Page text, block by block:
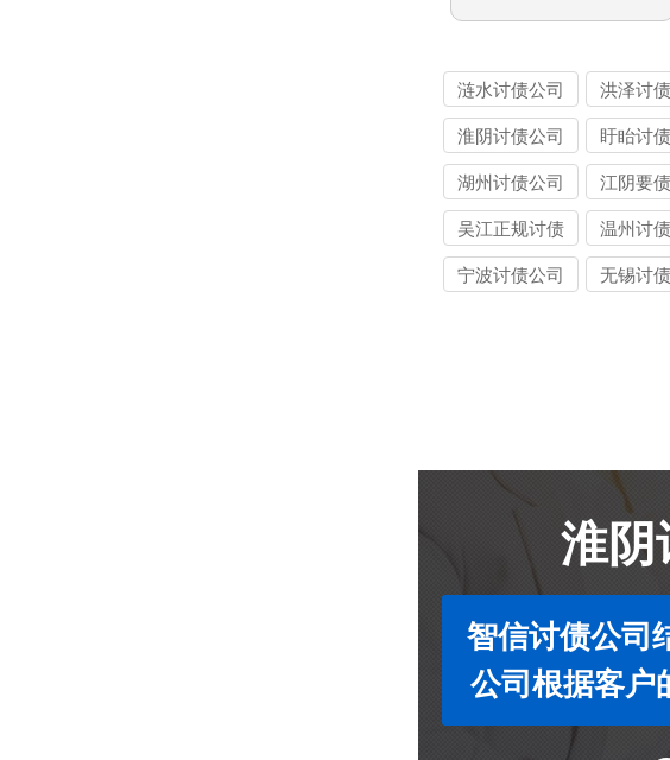
涟水讨债公司 洪泽讨
淮阴讨债公司 盱眙讨
湖州讨债公司
江阴要
公司
吴江正规讨债
公司
温州讨
宁波讨债公司 无锡讨
淮阴
智信讨债公司
公司根据客户